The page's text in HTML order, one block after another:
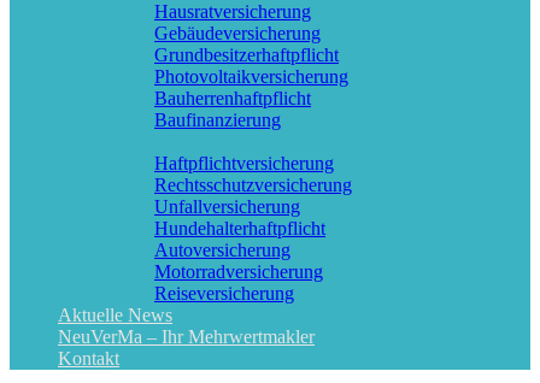
Hausratversicherung
Gebäudeversicherung
Grundbesitzerhaftpflicht
Photovoltaikversicherung
Bauherrenhaftpflicht
Baufinanzierung
Haftpflichtversicherung
Rechtsschutzversicherung
Unfallversicherung
Hundehalterhaftpflicht
Autoversicherung
Motorradversicherung
Reiseversicherung
Aktuelle News
NeuVerMa – Ihr Mehrwertmakler
Kontakt